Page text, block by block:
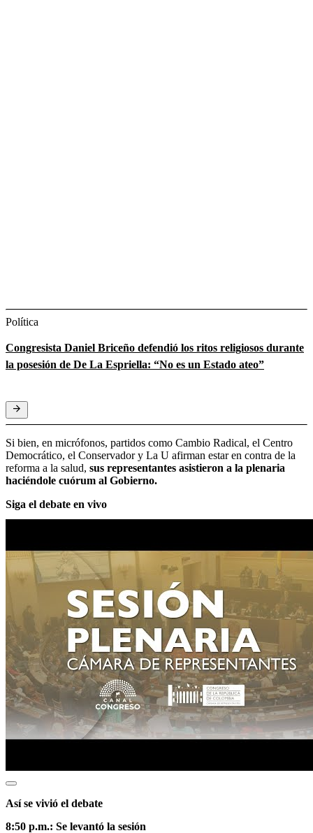
Política
Congresista Daniel Briceño defendió los ritos religiosos durante
la posesión de De La Espriella: “No es un Estado ateo”
Si bien, en micrófonos, partidos como Cambio Radical, el Centro
Democrático, el Conservador y La U afirman estar en contra de la
reforma a la salud, sus representantes asistieron a la plenaria
haciéndole cuórum al Gobierno.
Siga el debate en vivo
Así se vivió el debate
8:50 p.m.: Se levantó la sesión